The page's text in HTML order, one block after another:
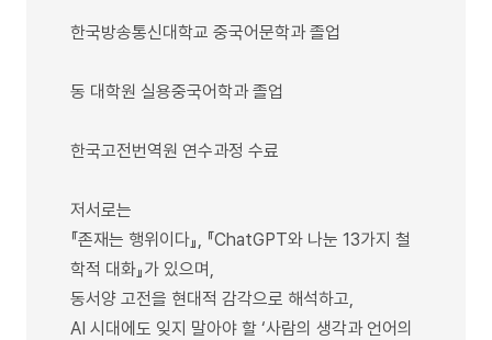
한국방송통신대학교 중국어문학과 졸업
동 대학원 실용중국어학과 졸업
한국고전번역원 연수과정 수료
저서로는
『존재는 행위이다』, 『ChatGPT와 나눈 13가지 철
학적 대화』가 있으며,
동서양 고전을 현대적 감각으로 해석하고,
AI 시대에도 잊지 말아야 할 ‘사람의 생각과 언어의